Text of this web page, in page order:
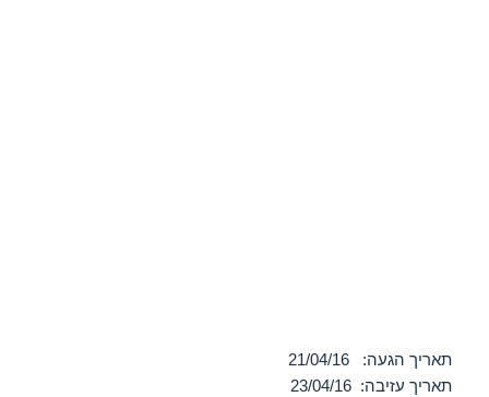
תאריך הגעה: 21/04/16
תאריך עזיבה: 23/04/16